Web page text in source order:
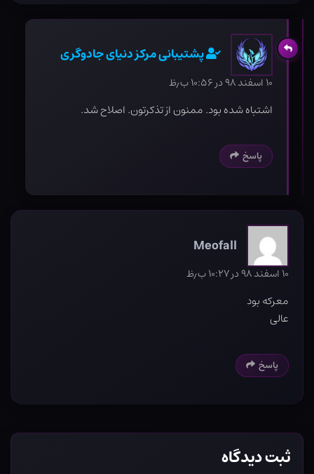
پشتیبانی مرکز دنیای جادوگری
۱۰ اسفند ۹۸ در ۱۰:۵۶ ب٫ظ
اشتباه شده بود. ممنون از تذکرتون. اصلاح شد.
پاسخ
Meofall
۱۰ اسفند ۹۸ در ۱۰:۲۷ ب٫ظ
معرکه بود
عالی
پاسخ
ثبت دیدگاه